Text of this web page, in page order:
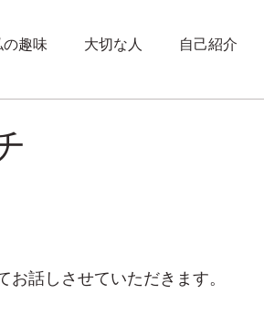
の趣味 大切な人 自己紹介
話しさせていただきます。